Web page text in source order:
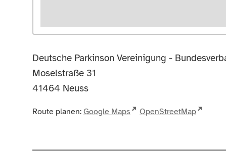
Deutsche Parkinson Vereinigung -
Moselstraße 31
41464 Neuss
Route planen: Google Maps OpenStreetMap